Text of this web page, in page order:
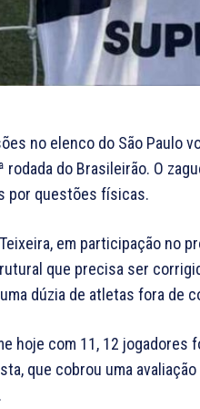
no elenco do São Paulo
rodada do Brasileirão. O
por questões físicas.
em participação no
que precisa ser
dúzia de atletas fora de
hoje com 11, 12 jogadores
que cobrou uma